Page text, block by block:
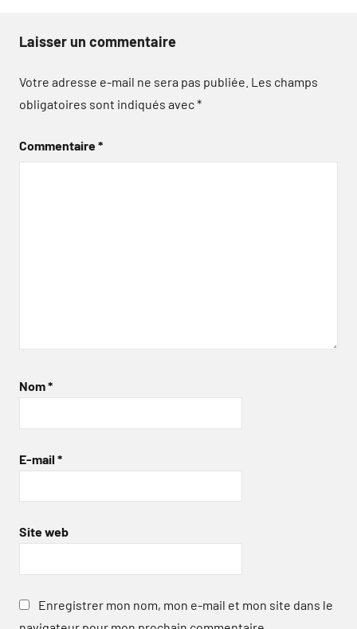
Laisser un commentaire
Votre adresse e-mail ne sera pas publiée. Les champs
obligatoires sont indiqués avec*
Commentaire*
Nom*
E-mail *
Site web
Enregistrer mon nom, mon e-mail et mon site dans le